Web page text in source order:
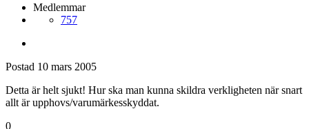
Medlemmar
757
Postad 10 mars 2005
Detta är helt sjukt! Hur ska man kunna skildra verkligheten när snart
allt är upphovs/varumärkesskyddat.
0